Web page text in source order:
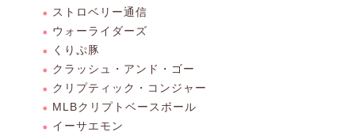
ストロベリー通信
ウォーライダーズ
くりぷ豚
クラッシュ・アンド・ゴー
クリプティック・コンジャー
MLBクリプトベースボール
イーサエモン